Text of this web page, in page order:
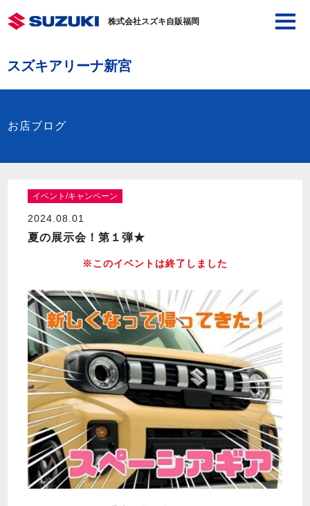
株式会社スズキ自販福岡
スズキアリーナ新宮
お店ブログ
イベント/キャンペーン
2024.08.01
夏の展示会！第１弾★
※このイベントは終了しました